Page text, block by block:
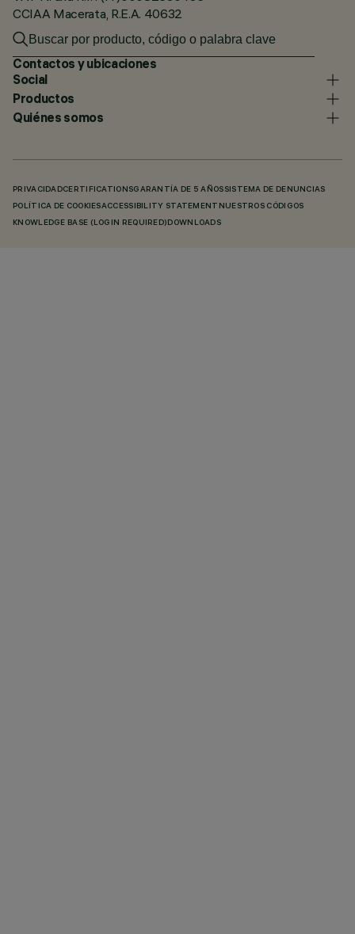
CCIAA Macerata, R.E.A. 40632
Contactos y ubicaciones
Social
Productos
Quiénes somos
PRIVACIDADCERTIFICATIONSGARANTÍA DE 5 AÑOS SISTEMA DE DENUNCIAS
POLÍTICA DE COOKIESACCESSIBILITY STATEMENT NUESTROS CÓDIGOS
KNOWLEDGE BASE (LOGIN REQUIRED) DOWNLOADS